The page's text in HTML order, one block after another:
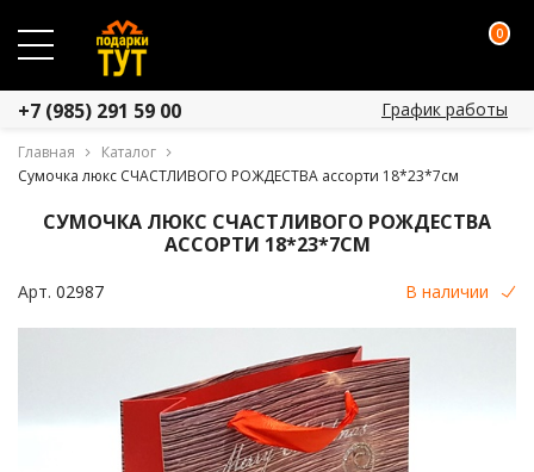
0
+7 (985) 291 59 00 График работы
Главная
Каталог
Сумочка люкс СЧАСТЛИВОГО РОЖДЕСТВА ассорти 18*23*7см
СУМОЧКА ЛЮКС СЧАСТЛИВОГО РОЖДЕСТВА
АССОРТИ 18*23*7СМ
Арт. 02987 В наличии